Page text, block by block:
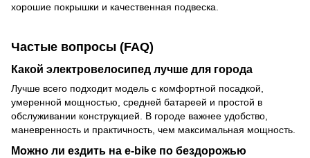
хорошие покрышки и качественная подвеска.
Частые вопросы (FAQ)
Какой электровелосипед лучше для города
Лучше всего подходит модель с комфортной посадкой,
умеренной мощностью, средней батареей и простой в
обслуживании конструкцией. В городе важнее удобство,
маневренность и практичность, чем максимальная мощность.
Можно ли ездить на e-bike по бездорожью